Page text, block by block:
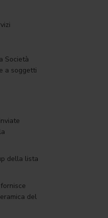
Società
a soggetti
della lista
del